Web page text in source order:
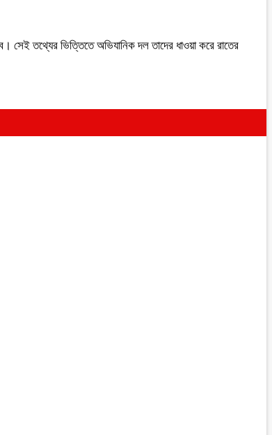
সেই তথ্যের ভিত্তিতে অভিযানিক দল তাদের ধাওয়া করে রাতের